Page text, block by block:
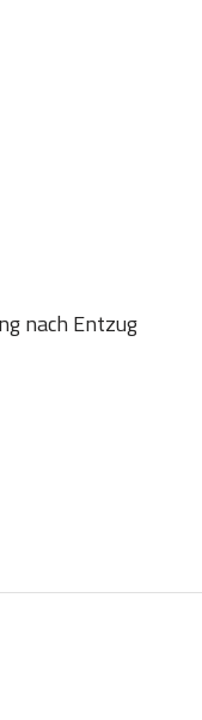
nach Entzug